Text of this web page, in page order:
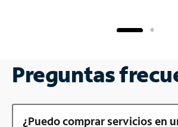
Preguntas
¿Puedo comprar servicios en